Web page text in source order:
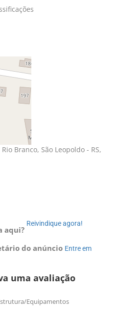
Branco, São Leopoldo - RS,
aqui?
Reivindique agora!
do anúncio Entre em
uma avaliação
Equipamentos